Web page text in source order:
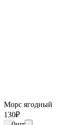
Морс ягодный
130₽